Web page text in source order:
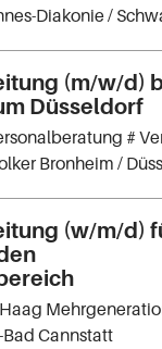
Diakonie/
(m/w/d)
Düsseldorf
#
Bronheim /
(w/m/d)
Cannstatt